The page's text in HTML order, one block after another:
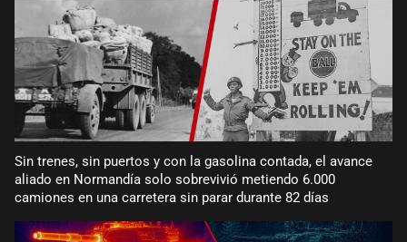
Sin trenes, sin puertos y con la gasolina contada, el avance
aliado en Normandía solo sobrevivió metiendo 6.000
camiones en una carretera sin parar durante 82 días